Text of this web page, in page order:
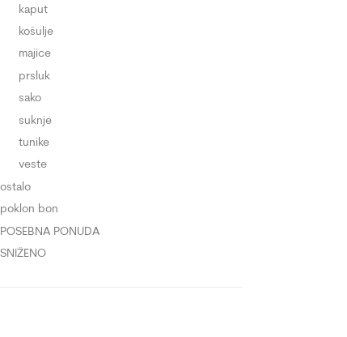
kaput
košulje
majice
prsluk
sako
suknje
tunike
veste
ostalo
poklon bon
POSEBNA PONUDA
SNIŽENO